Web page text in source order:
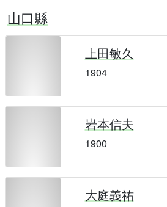
山口縣
上田敏久
1904
岩本信夫
1900
大庭義祐